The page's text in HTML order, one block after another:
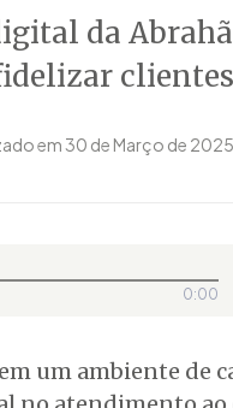
da
em 30 de Março de 2025
0:00